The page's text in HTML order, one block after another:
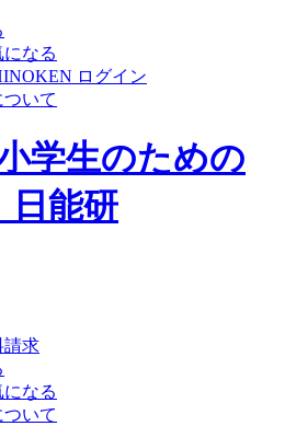
なる
ログイン
いて
請求
なる
いて